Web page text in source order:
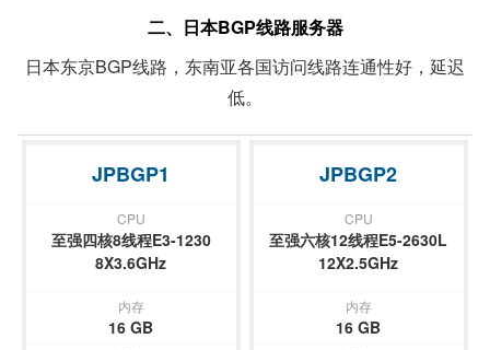
二、日本BGP线路服务器
日本东京BGP线路，东南亚各国访问线路连通性好，延迟
低。
JPBGP1
CPU
至强四核8线程E3-1230
8X3.6GHz
内存
16 GB
JPBGP2
CPU
至强六核12线程E5-2630L
12X2.5GHz
内存
16 GB